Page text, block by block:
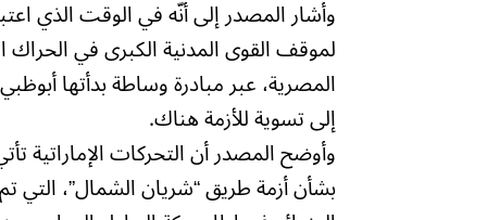
وأشار المصدر إلى أنّه في الوقت الذي
لموقف القوى المدنية الكبرى في
المصرية، عبر مبادرة وساطة بدأتها
إلى تسوية للأزمة هناك.
وأوضح المصدر أن التحركات الإماراتية
بشأن أزمة طريق “شريان الشمال”، التي